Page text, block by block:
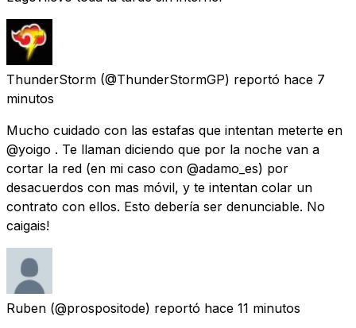
ThunderStorm (@ThunderStormGP) reportó hace 7
minutos
Mucho cuidado con las estafas que intentan meterte en
@yoigo . Te llaman diciendo que por la noche van a
cortar la red (en mi caso con @adamo_es) por
desacuerdos con mas móvil, y te intentan colar un
contrato con ellos. Esto debería ser denunciable. No
caigais!
Ruben (@prospositode) reportó hace 11 minutos